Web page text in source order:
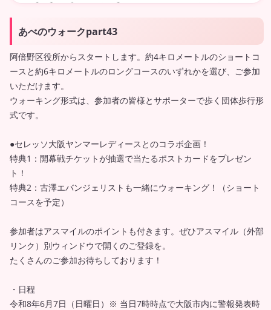
あべのウォークpart43
阿倍野区役所からスタートします。約4キロメートルのショートコ
ースと約6キロメートルのロングコースのいずれかを選び、ご参加
いただけます。
ウォーキング形式は、参加者の皆様とサポーターで歩く団体歩行形
式です。
●セレッソ大阪ヤンマーレディースとのコラボ企画！
特典1：開幕戦チケットが抽選で当たるポストカードをプレゼン
ト！
特典2：古澤エバンジェリストも一緒にウォーキング！（ショート
コースを予定）
参加者はアスマイルのポイントも付きます。ぜひアスマイル（外部
リンク）別ウィンドウで開くのご登録を。
たくさんのご参加お待ちしております！
・日程
令和8年6月7日（日曜日）※ 当日7時時点で大阪市内に警報発表時